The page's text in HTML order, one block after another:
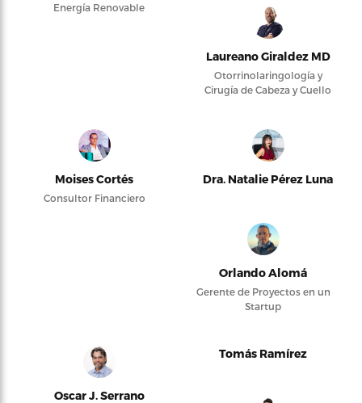
Energía Renovable
Laureano Giraldez MD
Otorrinolaringología y
Cirugía de Cabeza y Cuello
Moises Cortés
Consultor Financiero
Dra. Natalie Pérez Luna
Orlando Alomá
Gerente de Proyectos en un
Startup
Oscar J. Serrano
Tomás Ramírez